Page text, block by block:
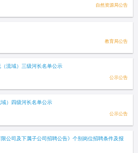
自然资源局公告
教育局公告
流域）三级河长名单公示
公示公告
）四级河长名单公示
公示公告
公司及下属子公司招聘公告》个别岗位招聘条件及报